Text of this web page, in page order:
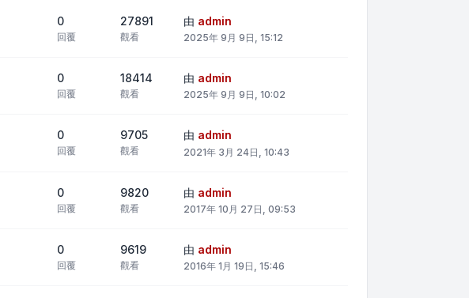
0
回覆
27891
觀看
由 admin
2025年 9月 9日, 15:12
0
回覆
18414
觀看
由 admin
2025年 9月 9日, 10:02
0
回覆
9705
觀看
由 admin
2021年 3月 24日, 10:43
0
回覆
9820
觀看
由 admin
2017年 10月 27日, 09:53
0
回覆
9619
觀看
由 admin
2016年 1月 19日, 15:46